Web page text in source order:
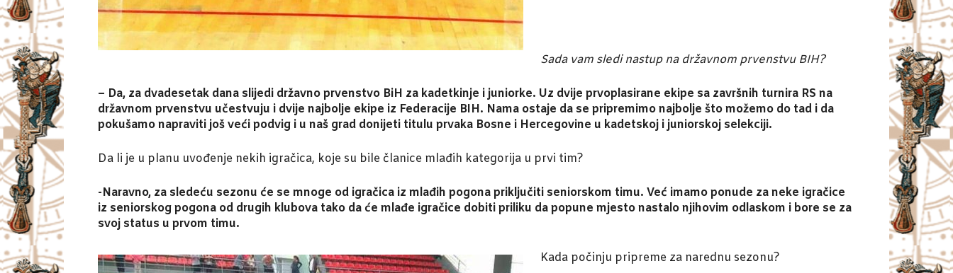
Sada vam sledi nastup na državnom prvenstvu BIH?
– Da, za dvadesetak dana slijedi državno prvenstvo BiH za kadetkinje i juniorke. Uz dvije prvoplasirane ekipe sa završnih turnira RS na
državnom prvenstvu učestvuju i dvije najbolje ekipe iz Federacije BIH. Nama ostaje da se pripremimo najbolje što možemo do tad i da
pokušamo napraviti još veći podvig i u naš grad donijeti titulu prvaka Bosne i Hercegovine u kadetskoj i juniorskoj selekciji.
Da li je u planu uvođenje nekih igračica, koje su bile članice mlađih kategorija u prvi tim?
-Naravno, za sledeću sezonu će se mnoge od igračica iz mlađih pogona priključiti seniorskom timu. Već imamo ponude za neke igračice
iz seniorskog pogona od drugih klubova tako da će mlađe igračice dobiti priliku da popune mjesto nastalo njihovim odlaskom i bore se za
svoj status u prvom timu.
Kada počinju pripreme za narednu sezonu?